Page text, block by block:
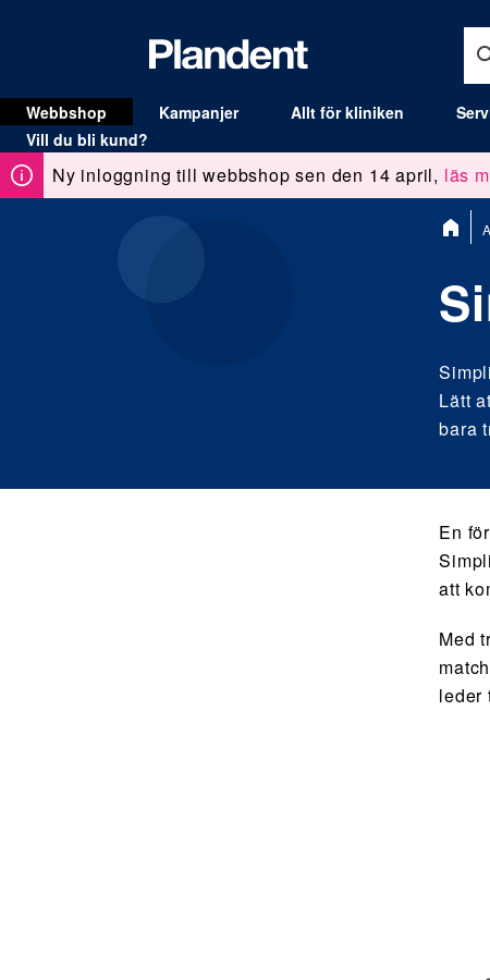
Webbshop Kampanjer Allt för kliniken
Vill du bli kund?
Ny inloggning till webbshop sen den 14 april, läs
Du
är
Lätt
bara
En
att
Med
leder